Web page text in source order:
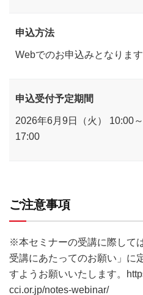
申込方法
Webでのお申込みとなります
申込受付予定期間
2026年6月9日（火） 10:00
17:00
ご注意事項
※本セミナーの受講に際して
受講にあたってのお願い」に
すようお願いいたします。
cci.or.jp/notes-webinar/